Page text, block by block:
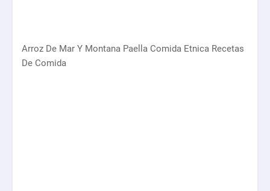
Arroz De Mar Y Montana Paella Comida Etnica Recetas
De Comida